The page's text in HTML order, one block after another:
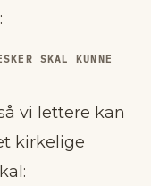
SKAL KUNNE
vi lettere kan
kirkelige